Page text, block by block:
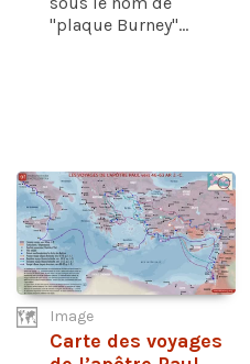
"plaque Burney"...
Image
Carte des voyages